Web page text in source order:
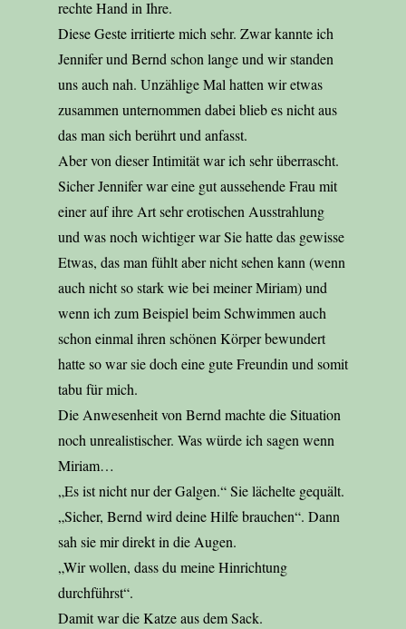
rechte Hand in Ihre.
Diese Geste irritierte mich sehr. Zwar kannte ich
Jennifer und Bernd schon lange und wir standen
uns auch nah. Unzählige Mal hatten wir etwas
zusammen unternommen dabei blieb es nicht aus
das man sich berührt und anfasst.
Aber von dieser Intimität war ich sehr überrascht.
Sicher Jennifer war eine gut aussehende Frau mit
einer auf ihre Art sehr erotischen Ausstrahlung
und was noch wichtiger war Sie hatte das gewisse
Etwas, das man fühlt aber nicht sehen kann (wenn
auch nicht so stark wie bei meiner Miriam) und
wenn ich zum Beispiel beim Schwimmen auch
schon einmal ihren schönen Körper bewundert
hatte so war sie doch eine gute Freundin und somit
tabu für mich.
Die Anwesenheit von Bernd machte die Situation
noch unrealistischer. Was würde ich sagen wenn
Miriam…
„Es ist nicht nur der Galgen.“ Sie lächelte gequält.
„Sicher, Bernd wird deine Hilfe brauchen“. Dann
sah sie mir direkt in die Augen.
„Wir wollen, dass du meine Hinrichtung
durchführst“.
Damit war die Katze aus dem Sack.